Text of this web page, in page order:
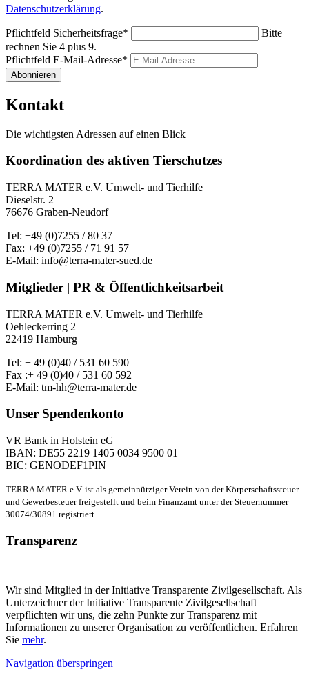
Datenschutzerklärung.
Pflichtfeld Sicherheitsfrage*
Bitte
rechnen Sie 4 plus 9.
Pflichtfeld E-Mail-Adresse*
Abonnieren
Kontakt
Die wichtigsten Adressen auf einen Blick
Koordination des aktiven Tierschutzes
TERRA MATER e.V. Umwelt- und Tierhilfe
Dieselstr. 2
76676 Graben-Neudorf
Tel: +49 (0)7255 / 80 37
Fax: +49 (0)7255 / 71 91 57
E-Mail: info@terra-mater-sued.de
Mitglieder | PR & Öffentlichkeitsarbeit
TERRA MATER e.V. Umwelt- und Tierhilfe
Oehleckerring 2
22419 Hamburg
Tel: + 49 (0)40 / 531 60 590
Fax :+ 49 (0)40 / 531 60 592
E-Mail: tm-hh@terra-mater.de
Unser Spendenkonto
VR Bank in Holstein eG
IBAN: DE55 2219 1405 0034 9500 01
BIC: GENODEF1PIN
TERRA MATER e.V. ist als gemeinnütziger Verein von der Körperschaftssteuer
und Gewerbesteuer freigestellt und beim Finanzamt unter der Steuernummer
30074/30891 registriert.
Transparenz
Wir sind Mitglied in der Initiative Transparente Zivilgesellschaft. Als
Unterzeichner der Initiative Transparente Zivilgesellschaft
verpflichten wir uns, die zehn Punkte zur Transparenz mit
Informationen zu unserer Organisation zu veröffentlichen. Erfahren
Sie mehr.
Navigation überspringen